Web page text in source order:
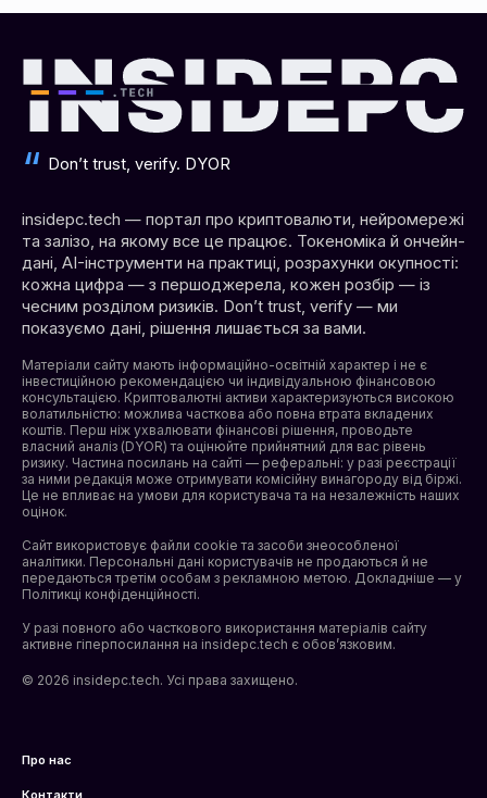
Don’t trust, verify. DYOR
insidepc.tech — портал про криптовалюти, нейромережі
та залізо, на якому все це працює. Токеноміка й ончейн-
дані, AI-інструменти на практиці, розрахунки окупності:
кожна цифра — з першоджерела, кожен розбір — із
чесним розділом ризиків. Don’t trust, verify — ми
показуємо дані, рішення лишається за вами.
Матеріали сайту мають інформаційно-освітній характер і не є
інвестиційною рекомендацією чи індивідуальною фінансовою
консультацією. Криптовалютні активи характеризуються високою
волатильністю: можлива часткова або повна втрата вкладених
коштів. Перш ніж ухвалювати фінансові рішення, проводьте
власний аналіз (DYOR) та оцінюйте прийнятний для вас рівень
ризику. Частина посилань на сайті — реферальні: у разі реєстрації
за ними редакція може отримувати комісійну винагороду від біржі.
Це не впливає на умови для користувача та на незалежність наших
оцінок.
Сайт використовує файли cookie та засоби знеособленої
аналітики. Персональні дані користувачів не продаються й не
передаються третім особам з рекламною метою. Докладніше — у
Політикці конфіденційності.
У разі повного або часткового використання матеріалів сайту
активне гіперпосилання на insidepc.tech є обов’язковим.
© 2026 insidepc.tech. Усі права захищено.
Про нас